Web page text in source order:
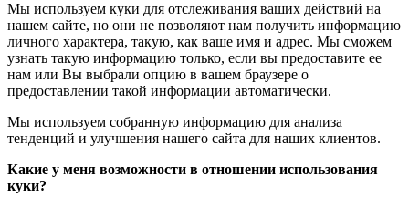
Мы используем куки для отслеживания ваших действий на
нашем сайте, но они не позволяют нам получить информацию
личного характера, такую, как ваше имя и адрес. Мы сможем
узнать такую информацию только, если вы предоставите ее
нам или Вы выбрали опцию в вашем браузере о
предоставлении такой информации автоматически.
Мы используем собранную информацию для анализа
тенденций и улучшения нашего сайта для наших клиентов.
Какие у меня возможности в отношении использования
куки?